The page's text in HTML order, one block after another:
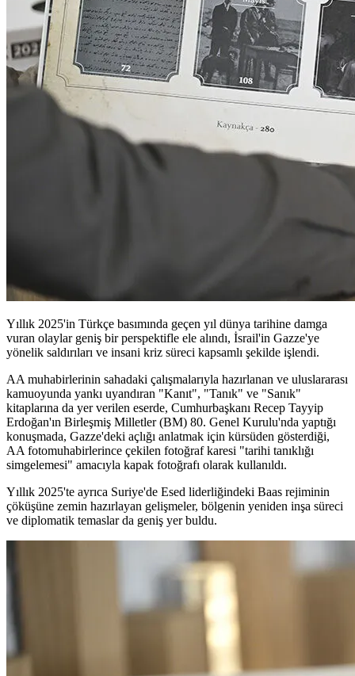
Yıllık 2025'in Türkçe basımında geçen yıl dünya tarihine damga
vuran olaylar geniş bir perspektifle ele alındı, İsrail'in Gazze'ye
yönelik saldırıları ve insani kriz süreci kapsamlı şekilde işlendi.
AA muhabirlerinin sahadaki çalışmalarıyla hazırlanan ve uluslararası
kamuoyunda yankı uyandıran "Kanıt", "Tanık" ve "Sanık"
kitaplarına da yer verilen eserde, Cumhurbaşkanı Recep Tayyip
Erdoğan'ın Birleşmiş Milletler (BM) 80. Genel Kurulu'nda yaptığı
konuşmada, Gazze'deki açlığı anlatmak için kürsüden gösterdiği,
AA fotomuhabirlerince çekilen fotoğraf karesi "tarihi tanıklığı
simgelemesi" amacıyla kapak fotoğrafı olarak kullanıldı.
Yıllık 2025'te ayrıca Suriye'de Esed liderliğindeki Baas rejiminin
çöküşüne zemin hazırlayan gelişmeler, bölgenin yeniden inşa süreci
ve diplomatik temaslar da geniş yer buldu.